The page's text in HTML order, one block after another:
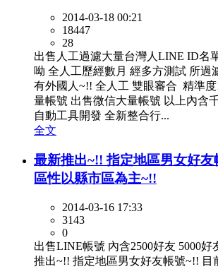
2014-03-18 00:21
18447
28
出售人工過濾大量台灣人LINE ID名
呦 全人工歷經數月 經多方測試 所過
有外國人~!! 全人工 雙眼審合 精準度
量帳號 出售微信大量帳號 以上內含
自動工具開發 全新整合行...
全文
最新推出~!! 指定地區男女好
區性以縣市區為主~!!
2014-03-16 17:33
3143
0
出售LINE帳號 內含2500好友 5000好
推出~!! 指定地區男女好友帳號~!! 目